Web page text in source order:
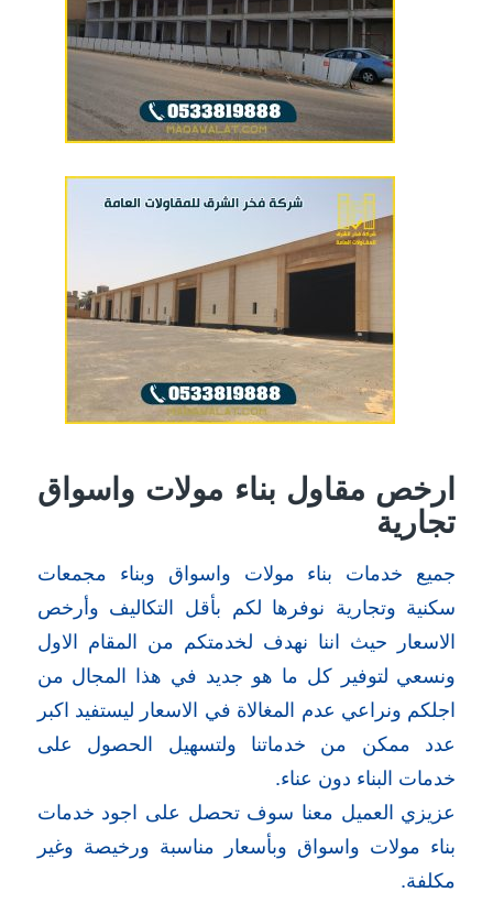
ارخص مقاول بناء مولات واسواق
تجارية
جميع خدمات بناء مولات واسواق وبناء مجمعات
سكنية وتجارية نوفرها لكم بأقل التكاليف وأرخص
الاسعار حيث اننا نهدف لخدمتكم من المقام الاول
ونسعي لتوفير كل ما هو جديد في هذا المجال من
اجلكم ونراعي عدم المغالاة في الاسعار ليستفيد اكبر
عدد ممكن من خدماتنا ولتسهيل الحصول على
خدمات البناء دون عناء.
عزيزي العميل معنا سوف تحصل على اجود خدمات
بناء مولات واسواق وبأسعار مناسبة ورخيصة وغير
مكلفة.